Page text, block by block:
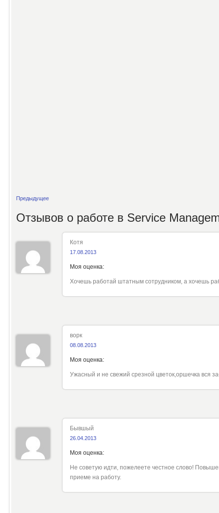
Предыдущее
Отзывов о работе в Service
Котя
17.08.2013
Моя оценка:
Хочешь работай штатным сотрудником, а хочешь
ворк
08.08.2013
Моя оценка:
Ужасный и не свежий срезной цветок,оршечка вся
Бывшый
26.04.2013
Моя оценка:
Не советую идти, пожелеете честное слово!
приеме на работу.